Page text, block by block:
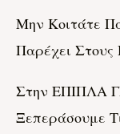
Μην Κοιτάτε
Παρέχει Στους
Στην ΕΠΙΠΛΑ
Ξεπεράσουμε